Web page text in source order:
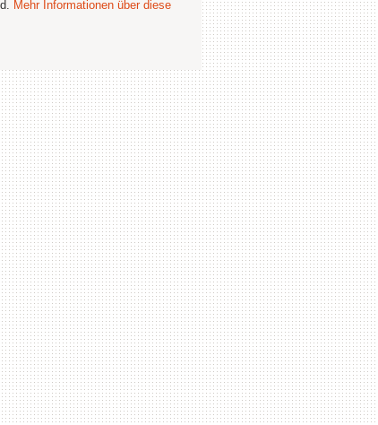
Mehr Informationen über diese